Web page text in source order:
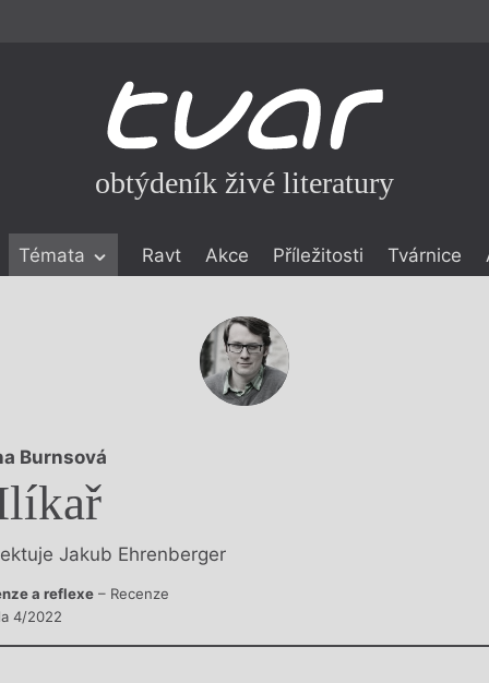
obtýdeník živé literatury
Témata Ravt Akce Příležitosti Tvárnice
Burnsová
Jakub Ehrenberger
a reflexe – Recenze
4/2022